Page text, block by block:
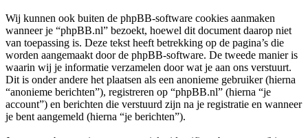
Wij kunnen ook buiten de phpBB-software cookies aanmaken
wanneer je “phpBB.nl” bezoekt, hoewel dit document daarop niet
van toepassing is. Deze tekst heeft betrekking op de pagina’s die
worden aangemaakt door de phpBB-software. De tweede manier is
waarin wij je informatie verzamelen door wat je aan ons verstuurt.
Dit is onder andere het plaatsen als een anonieme gebruiker (hierna
“anonieme berichten”), registreren op “phpBB.nl” (hierna “je
account”) en berichten die verstuurd zijn na je registratie en wanneer
je bent aangemeld (hierna “je berichten”).